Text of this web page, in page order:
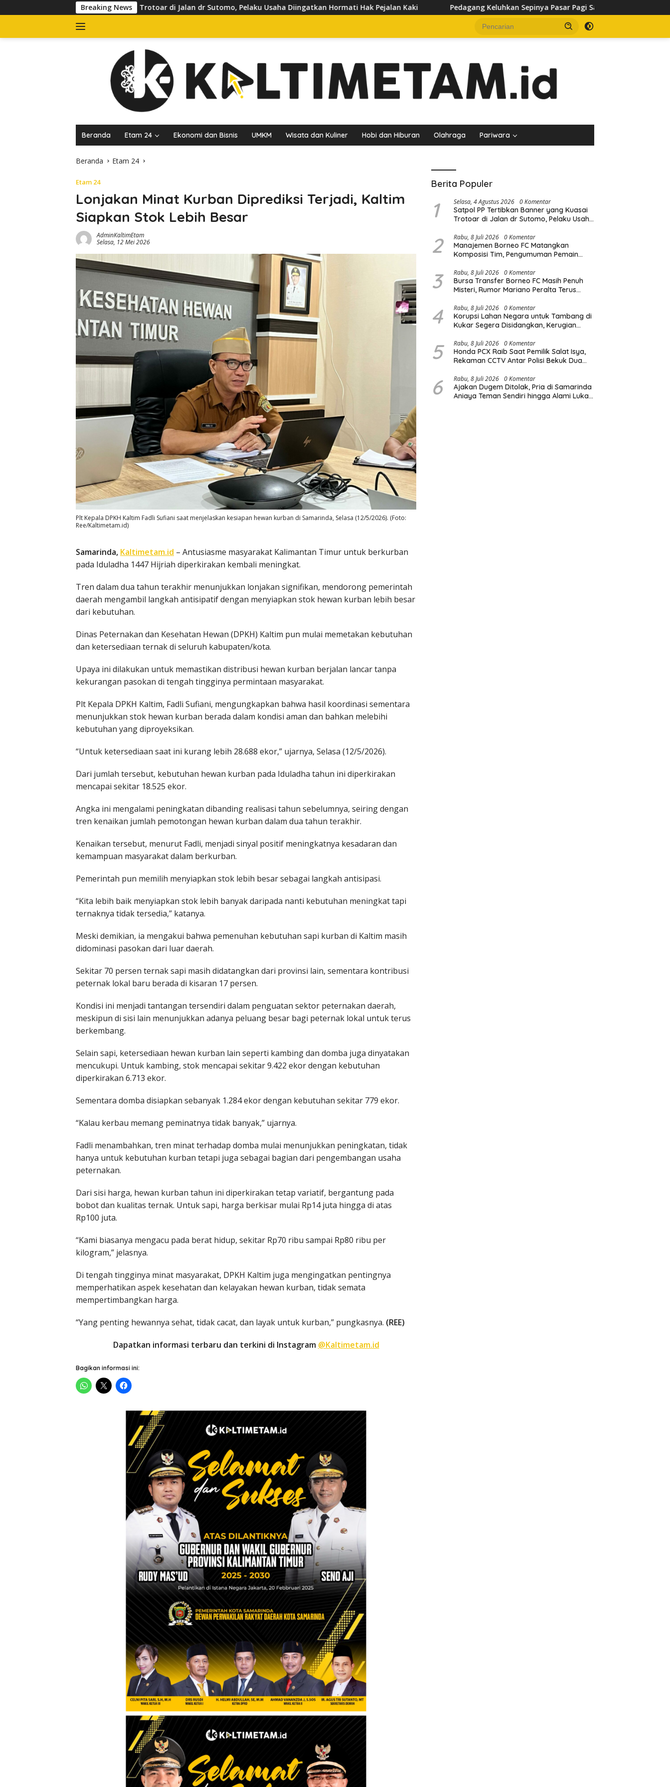
ke
Breaking News
Kuasai Trotoar di Jalan dr Sutomo, Pelaku Usaha Diingatkan Hormati Hak Pejalan Kaki Pedagang Keluhkan Sepinya Pasar Pagi Samarinda, Minta Pemkot Evaluasi Penataan
Beranda Etam 24 Ekonomi dan Bisnis UMKM Wisata dan Kuliner Hobi dan Hiburan Olahraga Pariwara
Beranda Etam 24
Etam 24
Lonjakan Minat Kurban Diprediksi Terjadi, Kaltim
Siapkan Stok Lebih Besar
AdminKaltimEtam
Selasa, 12 Mei 2026
Plt Kepala DPKH Kaltim Fadli Sufiani saat menjelaskan kesiapan hewan kurban di Samarinda, Selasa (12/5/2026). (Foto:
Ree/Kaltimetam.id)
Samarinda, Kaltimetam.id – Antusiasme masyarakat Kalimantan Timur untuk berkurban
pada Iduladha 1447 Hijriah diperkirakan kembali meningkat.
Tren dalam dua tahun terakhir menunjukkan lonjakan signifikan, mendorong pemerintah
daerah mengambil langkah antisipatif dengan menyiapkan stok hewan kurban lebih besar
dari kebutuhan.
Dinas Peternakan dan Kesehatan Hewan (DPKH) Kaltim pun mulai memetakan kebutuhan
dan ketersediaan ternak di seluruh kabupaten/kota.
Upaya ini dilakukan untuk memastikan distribusi hewan kurban berjalan lancar tanpa
kekurangan pasokan di tengah tingginya permintaan masyarakat.
Plt Kepala DPKH Kaltim, Fadli Sufiani, mengungkapkan bahwa hasil koordinasi sementara
menunjukkan stok hewan kurban berada dalam kondisi aman dan bahkan melebihi
kebutuhan yang diproyeksikan.
“Untuk ketersediaan saat ini kurang lebih 28.688 ekor,” ujarnya, Selasa (12/5/2026).
Dari jumlah tersebut, kebutuhan hewan kurban pada Iduladha tahun ini diperkirakan
mencapai sekitar 18.525 ekor.
Angka ini mengalami peningkatan dibanding realisasi tahun sebelumnya, seiring dengan
tren kenaikan jumlah pemotongan hewan kurban dalam dua tahun terakhir.
Kenaikan tersebut, menurut Fadli, menjadi sinyal positif meningkatnya kesadaran dan
kemampuan masyarakat dalam berkurban.
Pemerintah pun memilih menyiapkan stok lebih besar sebagai langkah antisipasi.
“Kita lebih baik menyiapkan stok lebih banyak daripada nanti kebutuhan meningkat tapi
ternaknya tidak tersedia,” katanya.
Meski demikian, ia mengakui bahwa pemenuhan kebutuhan sapi kurban di Kaltim masih
didominasi pasokan dari luar daerah.
Sekitar 70 persen ternak sapi masih didatangkan dari provinsi lain, sementara kontribusi
peternak lokal baru berada di kisaran 17 persen.
Kondisi ini menjadi tantangan tersendiri dalam penguatan sektor peternakan daerah,
meskipun di sisi lain menunjukkan adanya peluang besar bagi peternak lokal untuk terus
berkembang.
Selain sapi, ketersediaan hewan kurban lain seperti kambing dan domba juga dinyatakan
mencukupi. Untuk kambing, stok mencapai sekitar 9.422 ekor dengan kebutuhan
diperkirakan 6.713 ekor.
Sementara domba disiapkan sebanyak 1.284 ekor dengan kebutuhan sekitar 779 ekor.
“Kalau kerbau memang peminatnya tidak banyak,” ujarnya.
Fadli menambahkan, tren minat terhadap domba mulai menunjukkan peningkatan, tidak
hanya untuk kebutuhan kurban tetapi juga sebagai bagian dari pengembangan usaha
peternakan.
Dari sisi harga, hewan kurban tahun ini diperkirakan tetap variatif, bergantung pada
bobot dan kualitas ternak. Untuk sapi, harga berkisar mulai Rp14 juta hingga di atas
Rp100 juta.
“Kami biasanya mengacu pada berat hidup, sekitar Rp70 ribu sampai Rp80 ribu per
kilogram,” jelasnya.
Di tengah tingginya minat masyarakat, DPKH Kaltim juga mengingatkan pentingnya
memperhatikan aspek kesehatan dan kelayakan hewan kurban, tidak semata
mempertimbangkan harga.
“Yang penting hewannya sehat, tidak cacat, dan layak untuk kurban,” pungkasnya. (REE)
Dapatkan informasi terbaru dan terkini di Instagram @Kaltimetam.id
Bagikan informasi ini:
Berita Populer
1 Selasa, 4 Agustus 2026 0 Komentar
Satpol PP Tertibkan Banner yang Kuasai
Trotoar di Jalan dr Sutomo, Pelaku Usaha
2 Rabu, 8 Juli 2026 0 Komentar
Manajemen Borneo FC Matangkan
Komposisi Tim, Pengumuman Pemain
3 Rabu, 8 Juli 2026 0 Komentar
Bursa Transfer Borneo FC Masih Penuh
Misteri, Rumor Mariano Peralta Terus
4 Rabu, 8 Juli 2026 0 Komentar
Korupsi Lahan Negara untuk Tambang di
Kukar Segera Disidangkan, Kerugian
5 Rabu, 8 Juli 2026 0 Komentar
Honda PCX Raib Saat Pemilik Salat Isya,
Rekaman CCTV Antar Polisi Bekuk Dua
6 Rabu, 8 Juli 2026 0 Komentar
Ajakan Dugem Ditolak, Pria di Samarinda
Aniaya Teman Sendiri hingga Alami Luka